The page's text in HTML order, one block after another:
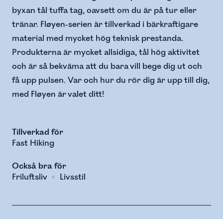
byxan tål tuffa tag, oavsett om du är på tur eller
tränar. Fløyen-serien är tillverkad i bärkraftigare
material med mycket hög teknisk prestanda.
Produkterna är mycket allsidiga, tål hög aktivitet
och är så bekväma att du bara vill bege dig ut och
få upp pulsen. Var och hur du rör dig är upp till dig,
med Fløyen är valet ditt!
Tillverkad för
Fast Hiking
Också bra för
Friluftsliv
Livsstil